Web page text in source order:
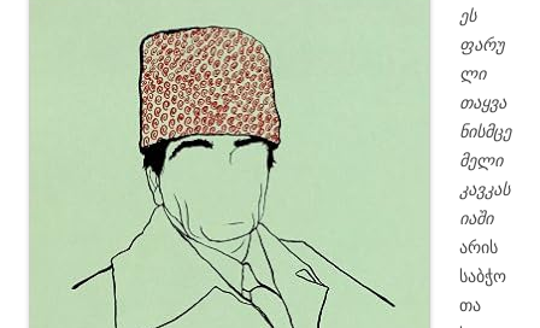
ეს
ფარუ
ლი
თაყვა
ნისმცე
მელი
კავკას
იაში
არის
საბჭო
თა